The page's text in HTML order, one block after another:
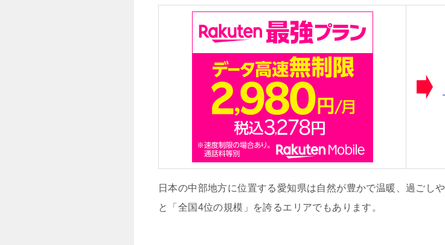
日本の中部地方に位置する愛知県は自然が豊かで温暖、過ごし
と「全国4位の規模」を誇るエリアでもあります。